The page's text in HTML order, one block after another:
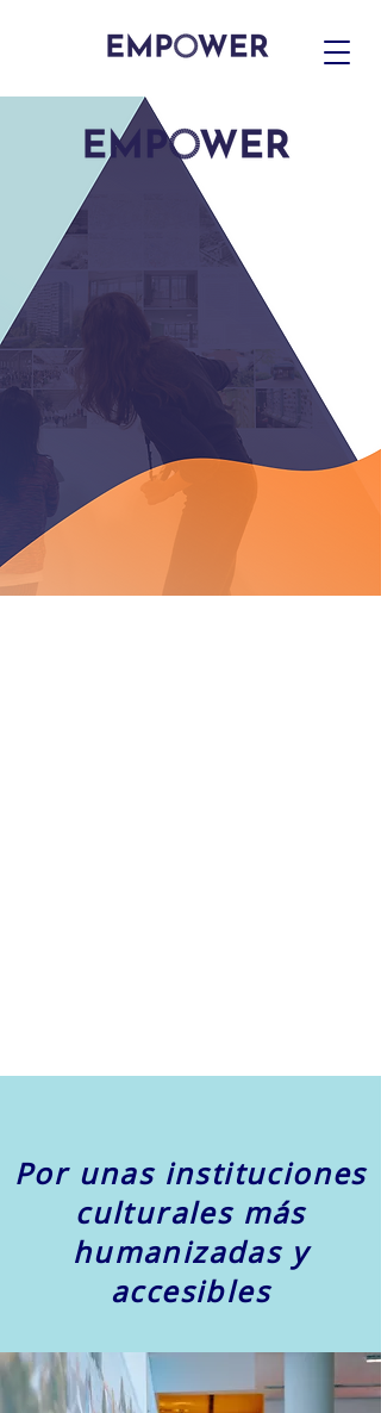
Por unas instituciones
culturales más
humanizadas y
accesibles